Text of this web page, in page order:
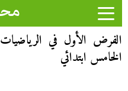
الخامس ابتدائي